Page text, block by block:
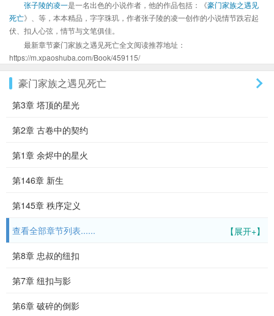
张子陵的凌一是一名出色的小说作者，他的作品包括：《豪门家族之遇见
死亡》、等，本本精品，字字珠玑，作者张子陵的凌一创作的小说情节跌宕起
伏、扣人心弦，情节与文笔俱佳。
最新章节豪门家族之遇见死亡全文阅读推荐地址：
https://m.xpaoshuba.com/Book/459115/
豪门家族之遇见死亡
第3章 塔顶的星光
第2章 古卷中的契约
第1章 余烬中的星火
第146章 新生
第145章 秩序定义
【展开+】
查看全部章节列表......
第8章 忠叔的纽扣
第7章 纽扣与影
第6章 破碎的倒影